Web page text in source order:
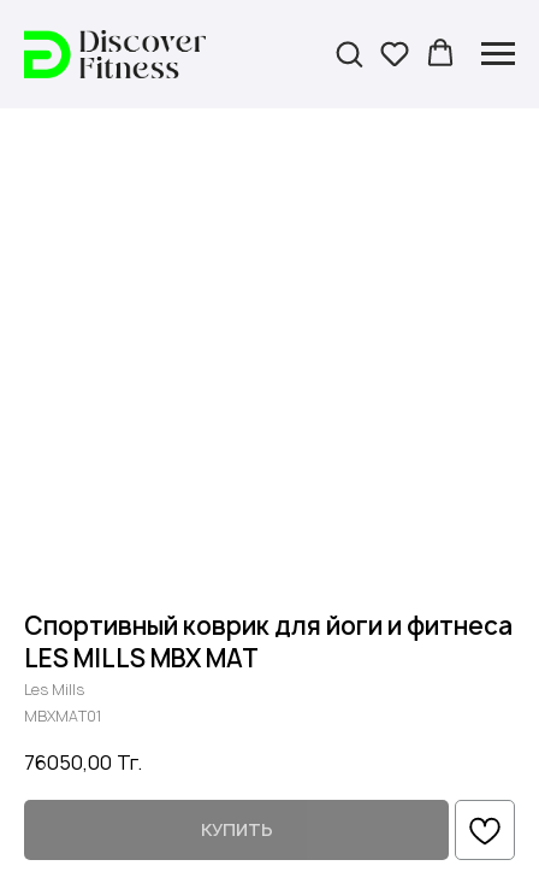
Спортивный коврик для йоги и фитнеса
LES MILLS MBX MAT
Les Mills
MBXMAT01
76050,00 Тг.
КУПИТЬ